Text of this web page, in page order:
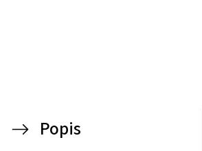
Popis